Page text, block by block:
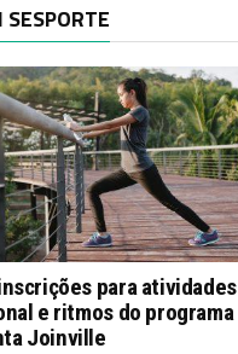
para atividades
e ritmos do programa
Joinville